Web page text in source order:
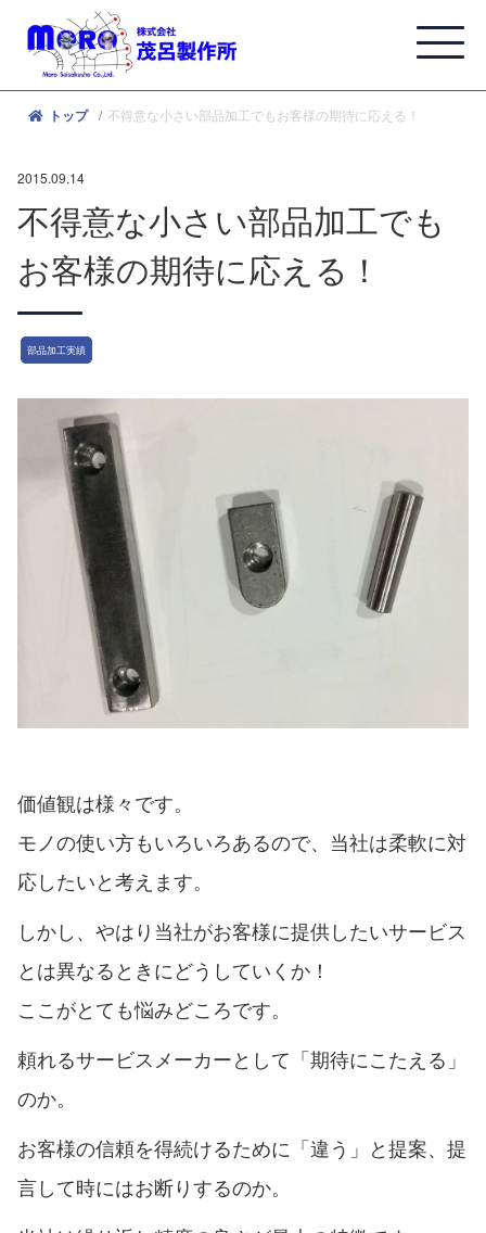
トップ 不得意な小さい部品加工でもお客様の期待に応える！
2015.09.14
不得意な小さい部品加工でも
お客様の期待に応える！
部品加工実績
価値観は様々です。
モノの使い方もいろいろあるので、当社は柔軟に対
応したいと考えます。
しかし、やはり当社がお客様に提供したいサービス
とは異なるときにどうしていくか！
ここがとても悩みどころです。
頼れるサービスメーカーとして「期待にこたえる」
のか。
お客様の信頼を得続けるために「違う」と提案、提
言して時にはお断りするのか。